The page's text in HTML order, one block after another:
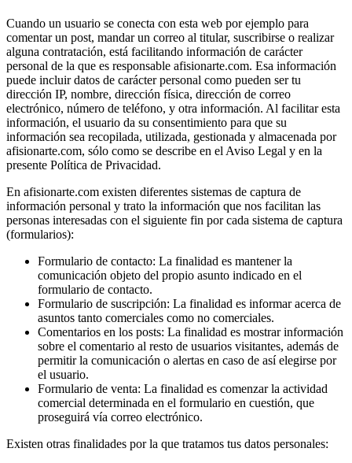
Cuando un usuario se conecta con esta web por ejemplo para
comentar un post, mandar un correo al titular, suscribirse o realizar
alguna contratación, está facilitando información de carácter
personal de la que es responsable afisionarte.com. Esa información
puede incluir datos de carácter personal como pueden ser tu
dirección IP, nombre, dirección física, dirección de correo
electrónico, número de teléfono, y otra información. Al facilitar esta
información, el usuario da su consentimiento para que su
información sea recopilada, utilizada, gestionada y almacenada por
afisionarte.com, sólo como se describe en el Aviso Legal y en la
presente Política de Privacidad.
En afisionarte.com existen diferentes sistemas de captura de
información personal y trato la información que nos facilitan las
personas interesadas con el siguiente fin por cada sistema de captura
(formularios):
Formulario de contacto: La finalidad es mantener la
comunicación objeto del propio asunto indicado en el
formulario de contacto.
Formulario de suscripción: La finalidad es informar acerca de
asuntos tanto comerciales como no comerciales.
Comentarios en los posts: La finalidad es mostrar información
sobre el comentario al resto de usuarios visitantes, además de
permitir la comunicación o alertas en caso de así elegirse por
el usuario.
Formulario de venta: La finalidad es comenzar la actividad
comercial determinada en el formulario en cuestión, que
proseguirá vía correo electrónico.
Existen otras finalidades por la que tratamos tus datos personales: